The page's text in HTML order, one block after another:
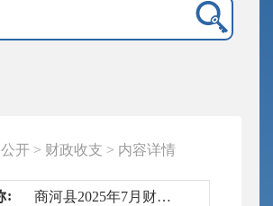
开 > 财政收支 > 内容详情
商河县2025年7月财政收支完成情况、增减变化情况原因及收支趋势预判